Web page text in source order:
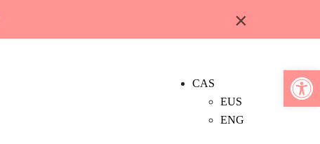
Abrir
×
CAS
EUS
ENG